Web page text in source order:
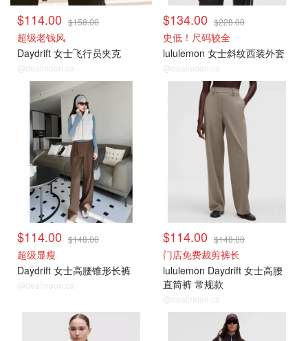
$114.00 $158.00
超级老钱风
Daydrift 女士飞行员夹克
@dealmoon.ca
$134.00 $228.00
史低！尺码较全
lululemon 女士斜纹西装外套
@dealmoon.ca
$114.00 $148.00
超级显瘦
Daydrift 女士高腰锥形长裤
@dealmoon.ca
$114.00 $148.00
门店免费裁剪裤长
lululemon Daydrift 女士高腰
直筒裤 常规款
@dealmoon.ca